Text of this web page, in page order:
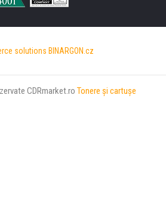
solutions BINARGON.cz
CDRmarket.ro Tonere şi cartuşe